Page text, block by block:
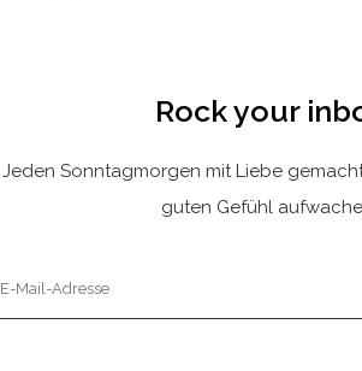
Rock your
Jeden Sonntagmorgen mit Liebe
guten Gefühl